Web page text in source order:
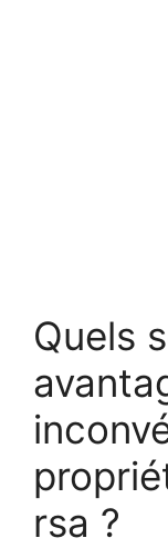
Quels
rsa ?